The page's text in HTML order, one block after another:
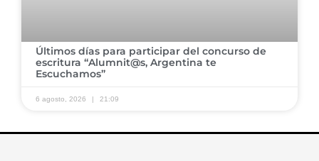
Últimos días para participar del concurso de
escritura “Alumnit@s, Argentina te
Escuchamos”
6 agosto, 2026 21:09